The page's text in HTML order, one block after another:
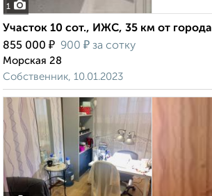
1
Участок 10 сот., ИЖС, 35 км от города
855 000 ₽ 900 ₽ за сотку
Морская 28
Собственник, 10.01.2023